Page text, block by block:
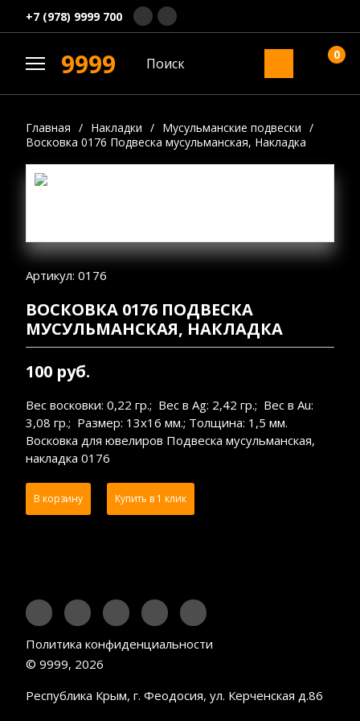
+7 (978) 9999 700
9999 0
Главная / Накладки / Мусульманские подвески /
Восковка 0176 Подвеска мусульманская, Накладка
Артикул: 0176
ВОСКОВКА 0176 ПОДВЕСКА
МУСУЛЬМАНСКАЯ, НАКЛАДКА
100 руб.
Вес восковки: 0,22 гр.; Вес в Ag: 2,42 гр.; Вес в Au:
3,08 гр.; Размер: 13х16 мм.; Толщина: 1,5 мм.
Восковка для ювелиров Подвеска мусульманская,
накладка 0176
В корзину Купить в 1 клик
Политика конфиденциальности
© 9999, 2026
Республика Крым, г. Феодосия, ул. Керченская д.86